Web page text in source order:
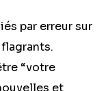
par erreur sur
“votre
et